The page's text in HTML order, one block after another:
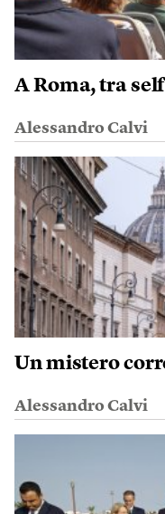
A Roma, tra
Alessandro Calvi
Un mistero
Alessandro Calvi